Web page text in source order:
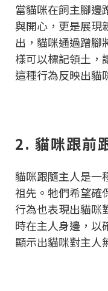
當貓咪在飼主腳邊
與開心，更是展現
出，貓咪通過蹭腳
樣可以標記領土，
這種行為反映出貓
2. 貓咪跟前
貓咪跟隨主人是一
祖先。牠們希望確
行為也表現出貓咪
時在主人身邊，以
顯示出貓咪對主人